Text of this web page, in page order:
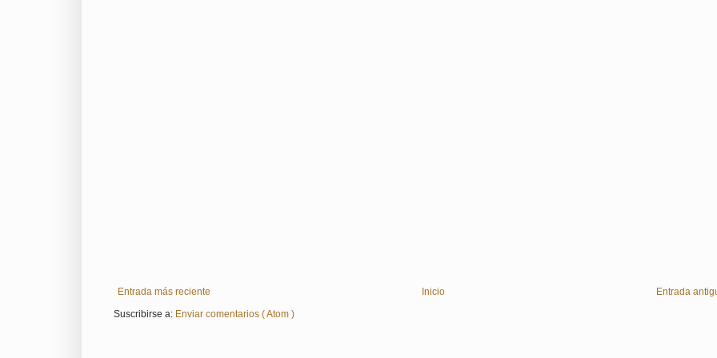
Entrada más reciente Entrada
Inicio
Suscribirse a: Enviar comentarios ( Atom )